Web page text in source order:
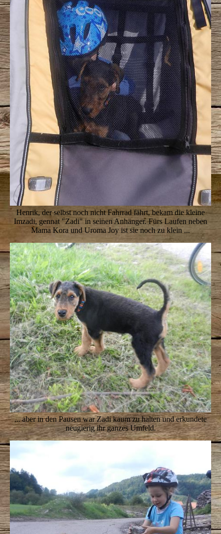
Henrik, der selbst noch nicht Fahrrad fährt, bekam die kleine
Imzadi, gennat "Zadi" in seinen Anhänger. Fürs Laufen neben
Mama Kora und Uroma Joy ist sie noch zu klein ...
... aber in den Pausen war Zadi kaum zu halten und erkundete
neugierig ihr ganzes Umfeld.